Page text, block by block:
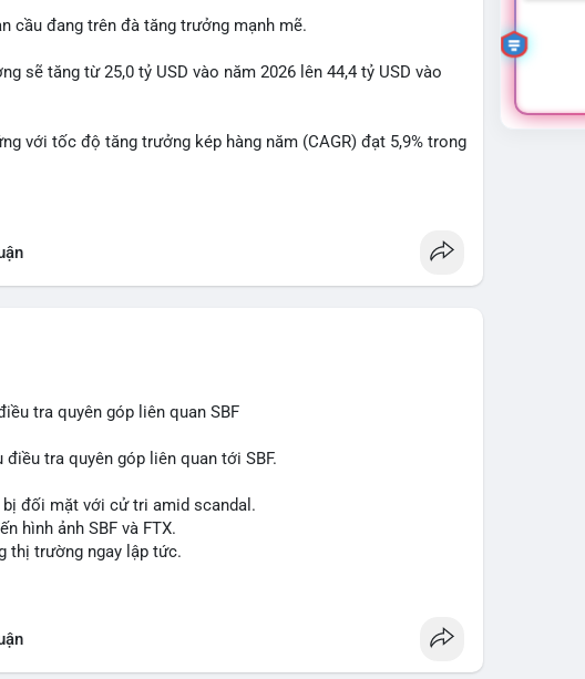
cầu đang trên đà tăng trưởng mạnh mẽ.
sẽ tăng từ 25,0 tỷ USD vào năm 2026 lên 44,4 tỷ USD vào
với tốc độ tăng trưởng kép hàng năm (CAGR) đạt 5,9% trong
nhà sản xuất, nhà phân phối và nhà đầu tư trong ngành vật
của dòng sản phẩm ống nhựa polyolefin trong tương lai?
tra quyên góp liên quan SBF
điều tra quyên góp liên quan tới SBF.
bị đối mặt với cử tri amid scandal.
hình ảnh SBF và FTX.
thị trường ngay lập tức.